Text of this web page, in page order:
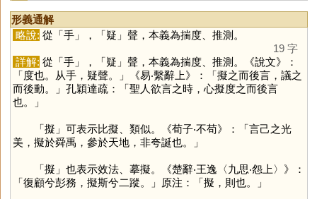
形義通解
略說: 從「手」，「疑 」聲，本義為揣度、推測。
19 字
詳解: 從「手」，「疑 」聲，本義為揣度、推測。《說文》：
「度也。从手，疑聲。」《易‧繫辭上》：「擬之而後言，議之
而後動。」孔穎達疏：「聖人欲言之時，心擬度之而後言
也。」
「擬 」可表示比擬、類似。《荀子‧不苟》：「言己之光
美，擬於舜禹，參於天地，非夸誕也。」
「擬 」也表示效法、摹擬。《楚辭‧王逸〈九思‧怨上〉》：
「復顧兮彭務，擬斯兮二蹤。」原注：「擬，則也。」